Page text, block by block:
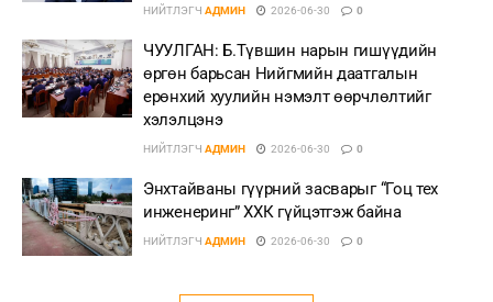
НИЙТЛЭГЧ АДМИН 2026-06-30 0
ЧУУЛГАН: Б.Түвшин нарын гишүүдийн
өргөн барьсан Нийгмийн даатгалын
ерөнхий хуулийн нэмэлт өөрчлөлтийг
хэлэлцэнэ
НИЙТЛЭГЧ АДМИН 2026-06-30 0
Энхтайваны гүүрний засварыг “Гоц тех
инженеринг” ХХК гүйцэтгэж байна
НИЙТЛЭГЧ АДМИН 2026-06-30 0